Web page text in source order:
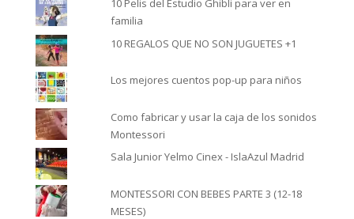
10 Pelis del Estudio Ghibli para ver en
familia
10 REGALOS QUE NO SON JUGUETES +1
Los mejores cuentos pop-up para niños
Como fabricar y usar la caja de los sonidos
Montessori
Sala Junior Yelmo Cinex - IslaAzul Madrid
MONTESSORI CON BEBES PARTE 3 (12-18
MESES)